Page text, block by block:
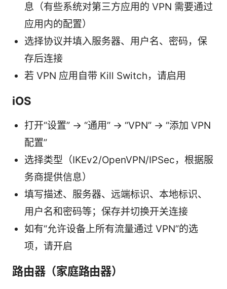
息（有些系统对第三方应用的 VPN 需要通过
应用内的配置）
选择协议并填入服务器、用户名、密码，保
存后连接
若 VPN 应用自带 Kill Switch，请启用
iOS
打开“设置” -> “通用” -> “VPN” -> “添加 VPN
配置”
选择类型（IKEv2/OpenVPN/IPSec，根据服
务商提供信息）
填写描述、服务器、远端标识、本地标识、
用户名和密码等；保存并切换开关连接
如有“允许设备上所有流量通过 VPN”的选
项，请开启
路由器（家庭路由器）